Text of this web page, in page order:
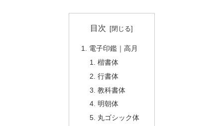
目次
電子印鑑｜高月
楷書体
行書体
教科書体
明朝体
丸ゴシック体